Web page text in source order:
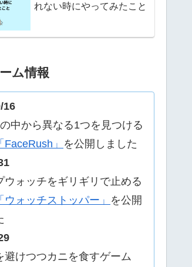
れない時にやってみたこと
ム情報
16
中から異なる1つを見つける
「FaceRush」 を公開しました
ウォッチをギリギリで止める
「ウォッチストッパー」 を公開
避けつつカニを食すゲーム